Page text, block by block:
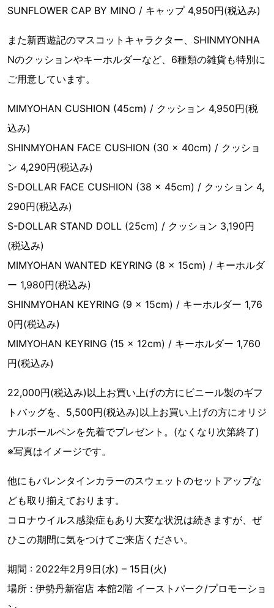
SUNFLOWER CAP BY MINO / キャップ 4,950円(税込み)
また新西遊記のマスコットキャラクター、SHINMYONHA
Nのクッションやキーホルダーなど、6種類の雑貨も特別に
ご用意しています。
MIMYOHAN CUSHION (45cm) / クッション 4,950円(税
込み)
SHINMYOHAN FACE CUSHION (30 x 40cm) / クッショ
ン 4,290円(税込み)
S-DOLLAR FACE CUSHION (38 x 45cm) / クッション 4,
290円(税込み)
S-DOLLAR STAND DOLL (25cm) / クッション 3,190円
(税込み)
MIMYOHAN WANTED KEYRING (8 x 15cm) / キーホルダ
ー 1,980円(税込み)
SHINMYOHAN KEYRING (9 x 15cm) / キーホルダー 1,76
0円(税込み)
MIMYOHAN KEYRING (15 x 12cm) / キーホルダー 1,760
円(税込み)
22,000円(税込み)以上お買い上げの方にビニール製のギフ
トバッグを、5,500円(税込み)以上お買い上げの方にオリジ
ナルボールペンを先着でプレゼント。(なくなり次第終了)
※写真はイメージです。
他にもバレンタインカラーのスウェットのセットアップな
ども取り揃えております。
コロナウイルス感染症もあり大変な状況は続きますが、ぜ
ひこの期間に気をつけてご来店ください。
期間 : 2022年2月9日(水) – 15日(火)
場所 : 伊勢丹新宿店 本館2階 イーストパーク/プロモーショ